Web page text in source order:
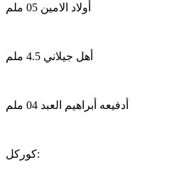
أولاد الامين 05 ملم
أهل جيلاني 4.5 ملم
أدفيعه أبراهيم العبد 04 ملم
كوركل: